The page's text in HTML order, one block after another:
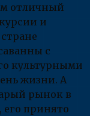
отличный
и
с
культурными
жизни. А
рынок в
его принято